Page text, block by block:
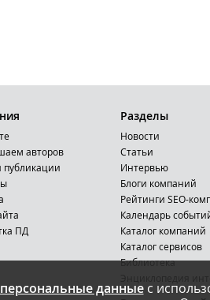
данныес
авторов
публикации
ПД
Разделы
Новости
Статьи
Интервью
Блоги компаний
Рейтинги SEO-
Календарь
Каталог компаний
Каталог сервисов
Библиотека